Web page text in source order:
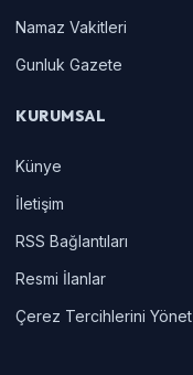
Namaz Vakitleri
Gunluk Gazete
KURUMSAL
Künye
İletişim
RSS Bağlantıları
Resmi İlanlar
Çerez Tercihlerini Yönet